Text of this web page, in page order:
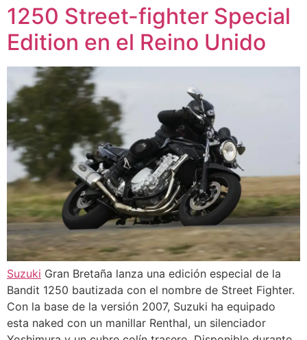
1250 Street-fighter Special
Edition en el Reino Unido
Suzuki Gran Bretaña lanza una edición especial de la
Bandit 1250 bautizada con el nombre de Street Fighter.
Con la base de la versión 2007, Suzuki ha equipado
esta naked con un manillar Renthal, un silenciador